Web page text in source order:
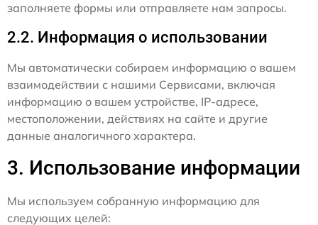
заполняете формы или отправляете нам запросы.
2.2. Информация о использовании
Мы автоматически собираем информацию о вашем
взаимодействии с нашими Сервисами, включая
информацию о вашем устройстве, IP-адресе,
местоположении, действиях на сайте и другие
данные аналогичного характера.
3. Использование информации
Мы используем собранную информацию для
следующих целей: